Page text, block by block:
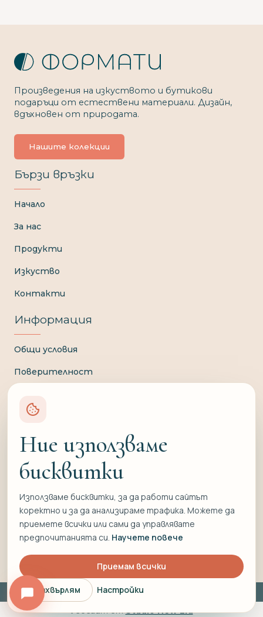
Произведения на изкуството и бутикови
подаръци от естествени материали. Дизайн,
вдъхновен от природата.
Нашите колекции
Бързи връзки
Начало
За нас
Продукти
Изкуство
Контакти
Информация
Общи условия
Поверителност
Връщане и замяна
Отказ от договор
Свържете се с нас
0897 836 220
info@formati.bg
© Всички права запазени
Уебсайт отStudio New Era
Ние използваме
бисквитки
Използваме бисквитки, за да работи сайтът
коректно и за да анализираме трафика. Можете да
приемете всички или сами да управлявате
предпочитанията си. Научете повече
Отхвърлям Настройки
Приемам всички